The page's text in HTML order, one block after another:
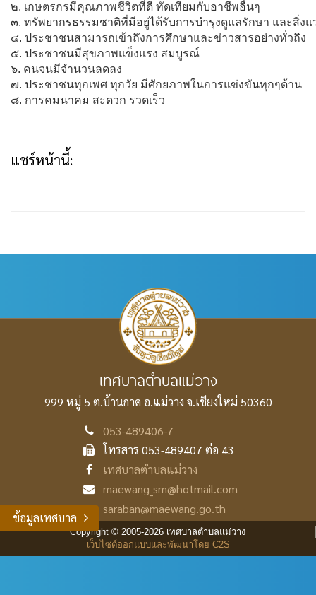
ข้อมูลเทศบาล
๒. เกษตรกรมีคุณภาพชีวิตที่ดี ทัดเทียมกับอาชีพอื่นๆ
๓. ทรัพยากรธรรมชาติที่มีอยู่ได้รับการบำรุงดูแลรักษา และสิ่ง
๔. ประชาชนสามารถเข้าถึงการศึกษาและข่าวสารอย่างทั่วถึง
๕. ประชาชนมีสุขภาพแข็งแรง สมบูรณ์
๖. คนจนมีจำนวนลดลง
๗. ประชาชนทุกเพศ ทุกวัย มีศักยภาพในการแข่งขันทุกๆด้าน
๘. การคมนาคม สะดวก รวดเร็ว
แชร์หน้านี้:
เทศบาลตำบลแม่วาง
999 หมู่ 5 ต.บ้านกาด อ.แม่วาง จ.เชียงใหม่ 50360
053-489406-7
โทรสาร 053-489407 ต่อ 43
เทศบาลตำบลแม่วาง
maewang_sm@hotmail.com
saraban@maewang.go.th
Copyright © 2005-2026 เทศบาลตำบลแม่วาง
เว็บไซต์ออกแบบและพัฒนาโดย C2S